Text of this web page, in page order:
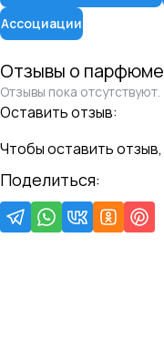
Ассоциации
Отзывы о парфюме
Отзывы пока отсутствуют.
Оставить отзыв:
Чтобы оставить отзыв,
Поделиться: